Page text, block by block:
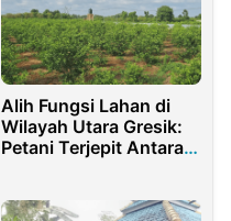
Alih Fungsi Lahan di
Wilayah Utara Gresik:
Petani Terjepit Antara